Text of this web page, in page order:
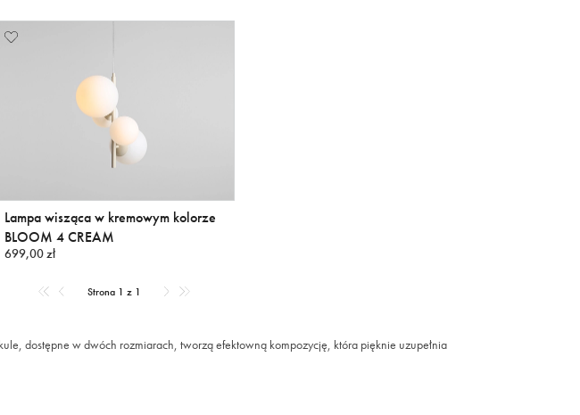
Lampa wisząca w kremowym kolorze
BLOOM 4 CREAM
699,00 zł
Strona 1 z 1
dostępne w dwóch rozmiarach, tworzą efektowną kompozycję, która pięknie uzupełnia